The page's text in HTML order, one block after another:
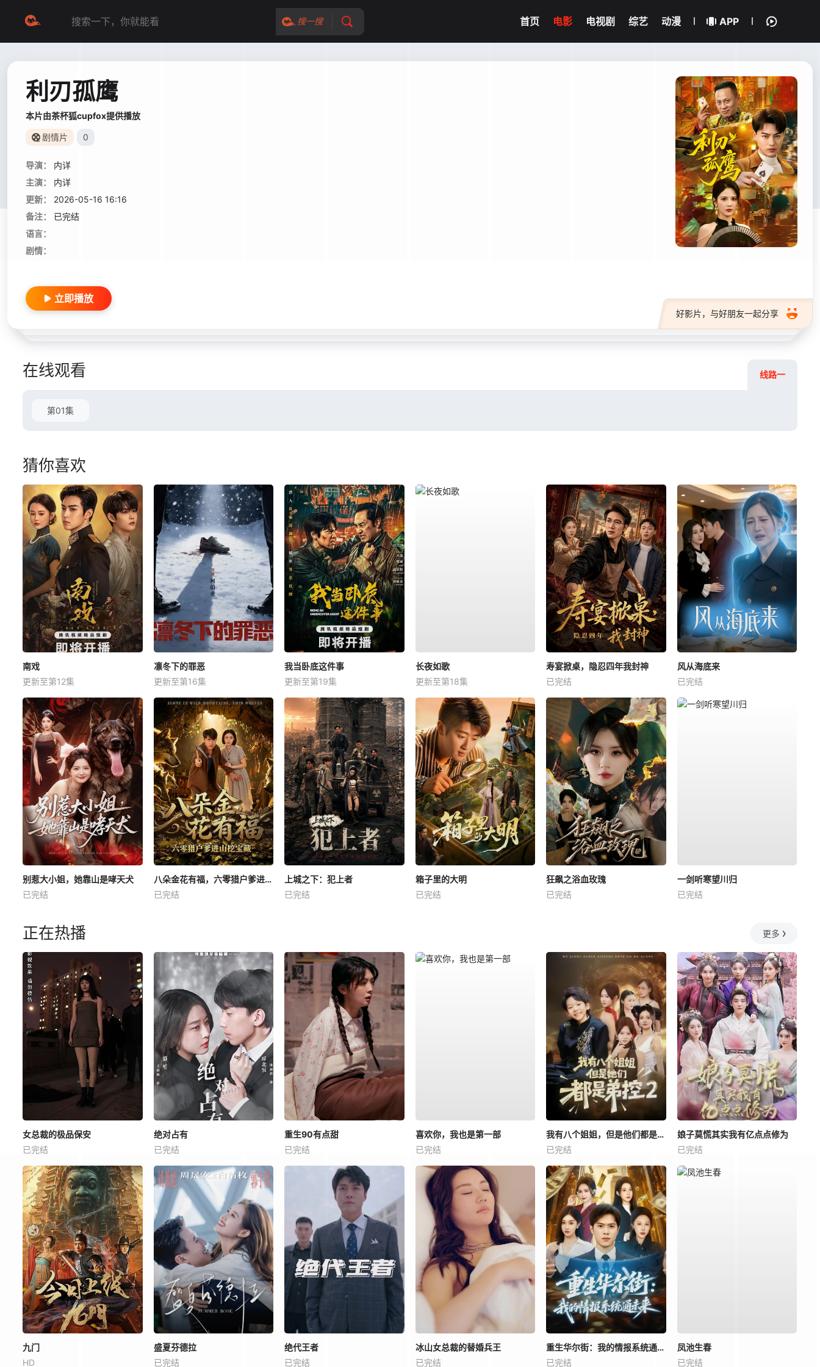
搜一搜 首页 电影 电视剧 综艺 动漫 APP
利刃孤鹰
本片由茶杯狐cupfox提供播放
剧情片 0
导演：
内详
主演：
内详
更新：
2026-05-16 16:16
备注：
已完结
语言：
剧情：
好影片，与好朋友一起分享
立即播放
在线观看 线路一
第01集
猜你喜欢
南戏
更新至第12集
凛冬下的罪恶
更新至第16集
我当卧底这件事
更新至第19集
长夜如歌
更新至第18集
寿宴掀桌，隐忍四年我封神
已完结
风从海底来
已完结
别惹大小姐，她靠山是哮天犬
已完结
八朵金花有福，六零猎户爹进山挖宝藏
已完结
上城之下：犯上者
已完结
箱子里的大明
已完结
狂飙之浴血玫瑰
已完结
一剑听寒望川归
已完结
正在热播 更多
女总裁的极品保安
已完结
绝对占有
已完结
重生90有点甜
已完结
喜欢你，我也是第一部
已完结
我有八个姐姐，但是他们都是弟控2
已完结
娘子莫慌其实我有亿点点修为
已完结
九门
HD
盛夏芬德拉
已完结
绝代王者
已完结
冰山女总裁的替婚兵王
已完结
重生华尔街：我的情报系统通未来
已完结
凤池生春
已完结